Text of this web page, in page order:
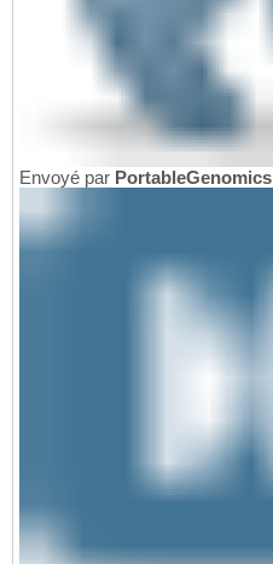
Envoyé par PortableGenomics